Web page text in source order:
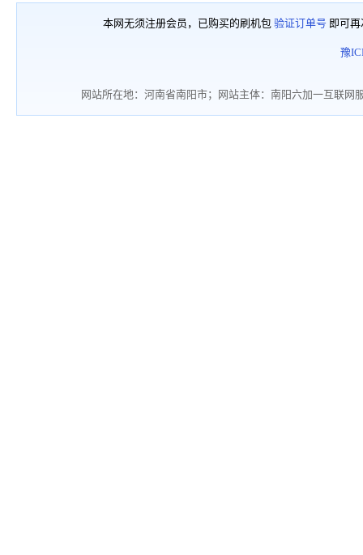
本网无须注册会员，已购买的刷机包 验证订单号 即可
豫
网站所在地：河南省南阳市；网站主体：南阳六加一互联